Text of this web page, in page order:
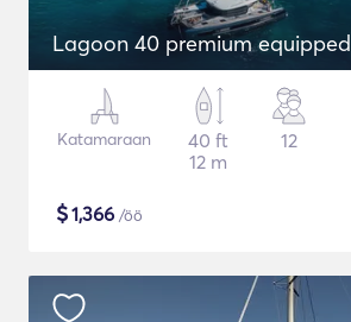
Lagoon 40 premium equipped
Katamaraan
40 ft
12 m
12
$1,366 /öö